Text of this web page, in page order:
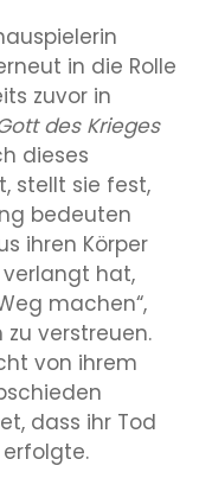
in die Rolle
zuvor in
des Krieges
dieses
stellt sie fest,
bedeuten
ihren Körper
hat,
machen“,
verstreuen.
von ihrem
dass ihr Tod